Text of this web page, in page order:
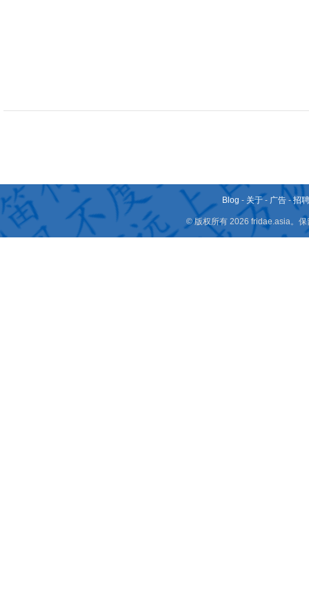
Blog - 关于 - 广告 -招
© 版权所有 2026 fridae.asia。